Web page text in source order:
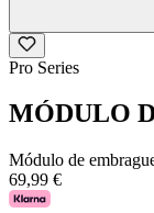
Pro Series
MÓDULO
Módulo de
69,99 €